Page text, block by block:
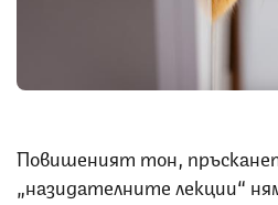
Повишеният тон,
„назидателните лекции“